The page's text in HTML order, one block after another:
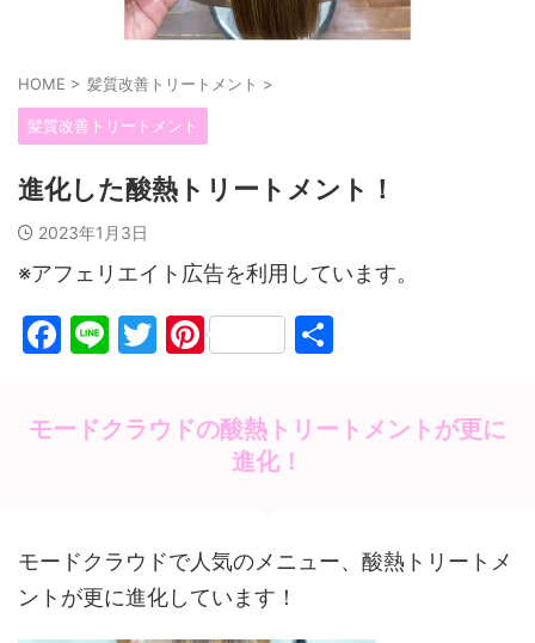
HOME > 髪質改善トリートメント >
髪質改善トリートメント
進化した酸熱トリートメント！
2023年1月3日
※アフェリエイト広告を利用しています。
F
o
k
Li
e
T
itt
er
Pi
er
e
st
モードクラウドの酸熱トリートメントが更に
進化！
モードクラウドで人気のメニュー、酸熱トリートメ
ントが更に進化しています！